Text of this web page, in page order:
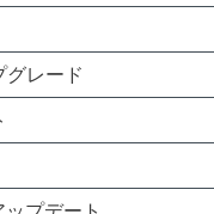
レード